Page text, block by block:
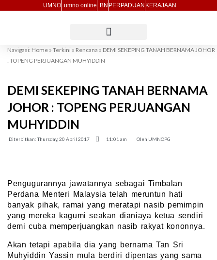
UMNO umno online BN PERPADUAN KERAJAAN
Navigasi: Home » Terkini » Rencana » DEMI SEKEPING TANAH BERNAMA JOHOR
: TOPENG PERJUANGAN MUHYIDDIN
DEMI SEKEPING TANAH BERNAMA
JOHOR : TOPENG PERJUANGAN
MUHYIDDIN
Diterbitkan: Thursday, 20 April 2017 11:01 am Oleh UMNOPG
Pengugurannya jawatannya sebagai Timbalan
Perdana Menteri Malaysia telah meruntun hati
banyak pihak, ramai yang meratapi nasib pemimpin
yang mereka kagumi seakan dianiaya ketua sendiri
demi cuba memperjuangkan nasib rakyat kononnya.
Akan tetapi apabila dia yang bernama Tan Sri
Muhyiddin Yassin mula berdiri dipentas yang sama